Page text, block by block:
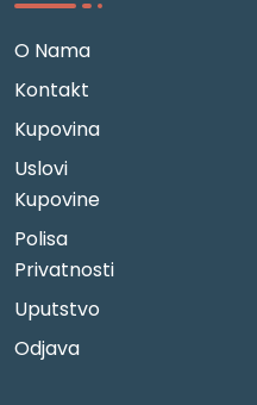
O Nama
Kontakt
Kupovina
Uslovi
Kupovine
Polisa
Privatnosti
Uputstvo
Odjava